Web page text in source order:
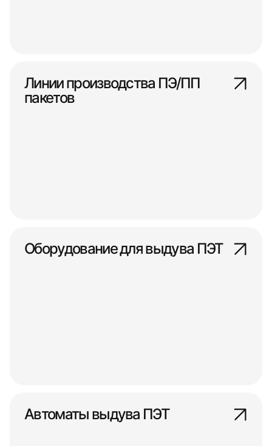
Линии производства ПЭ/ПП
пакетов
Оборудование для выдува ПЭТ
Автоматы выдува ПЭТ